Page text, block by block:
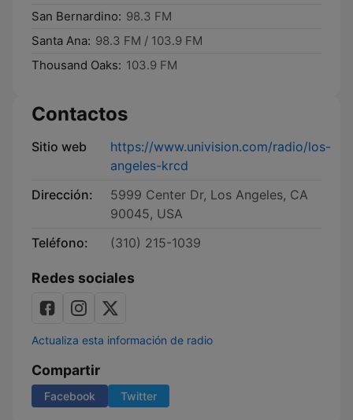
San Bernardino: 98.3 FM
Santa Ana: 98.3 FM / 103.9 FM
Thousand Oaks: 103.9 FM
Contactos
Sitio web
https://www.univision.com/radio/los-
angeles-krcd
Dirección:
5999 Center Dr, Los Angeles, CA
90045, USA
Teléfono:
(310) 215-1039
Redes sociales
Actualiza esta información de radio
Compartir
Facebook Twitter